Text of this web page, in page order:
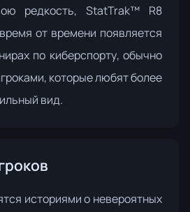
редкость, StatTrak™ R8
от времени появляется
по киберспорту, обычно
которые любят более
вид.
историями о невероятных